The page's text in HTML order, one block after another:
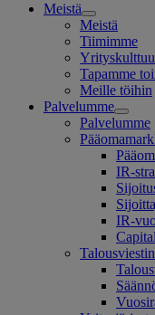
Meistä
Meistä
Tiimimme
Tapamme
Meille töihin
Palvelumme
Palvelumme
IR-
IR-